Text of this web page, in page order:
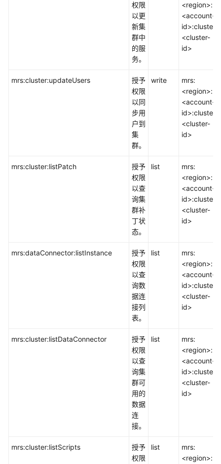
权限
以更
新集
群中
的服
务。
<region>:
<account-
id>:cluster:
<cluster-
id>
mrs:cluster:updateUsers
授予
权限
以同
步用
户到
集
群。
write
mrs:
<region>:
<account-
id>:cluster:
<cluster-
id>
mrs:cluster:listPatch
授予
权限
以查
询集
群补
丁状
态。
list
mrs:
<region>:
<account-
id>:cluster:
<cluster-
id>
mrs:dataConnector:listInstance
授予
权限
以查
询数
据连
接列
表。
list
mrs:
<region>:
<account-
id>:cluster:
<cluster-
id>
mrs:cluster:listDataConnector
授予
权限
以查
询集
群可
用的
数据
连
接。
list
mrs:
<region>:
<account-
id>:cluster:
<cluster-
id>
mrs:cluster:listScripts
授予
权限
list
mrs:
<region>: